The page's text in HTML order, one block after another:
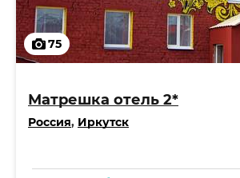
75
Матрешка отель 2*
Россия, Иркутск